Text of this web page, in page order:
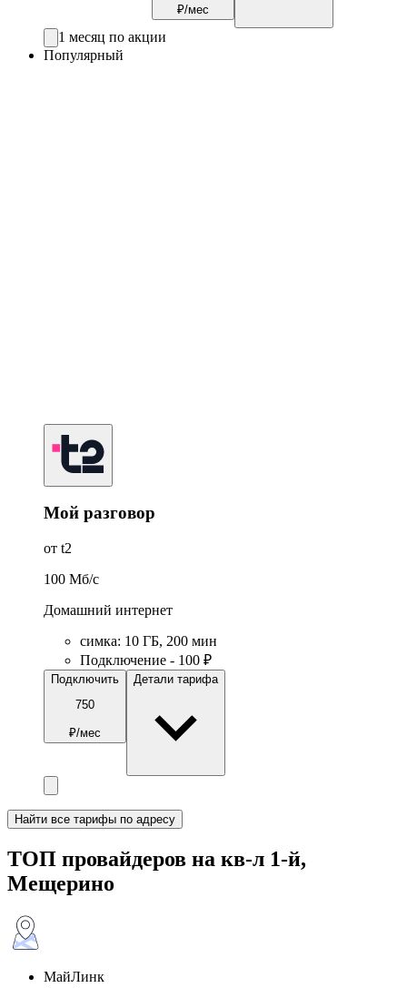
₽/мес
1 месяц по акции
Популярный
Мой разговор
от t2
100 Мб/c
Домашний интернет
симка: 10 ГБ, 200 мин
Подключение - 100 ₽
Подключить
750
₽/мес
Детали тарифа
Найти все тарифы по адресу
ТОП провайдеров на кв-л 1-й,
Мещерино
МайЛинк